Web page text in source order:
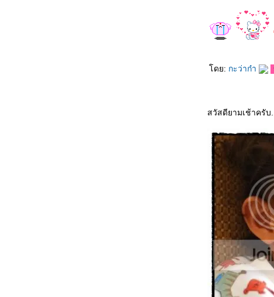
ดย: กะว่าก๋า
สวัสดียามเช้าครับ...